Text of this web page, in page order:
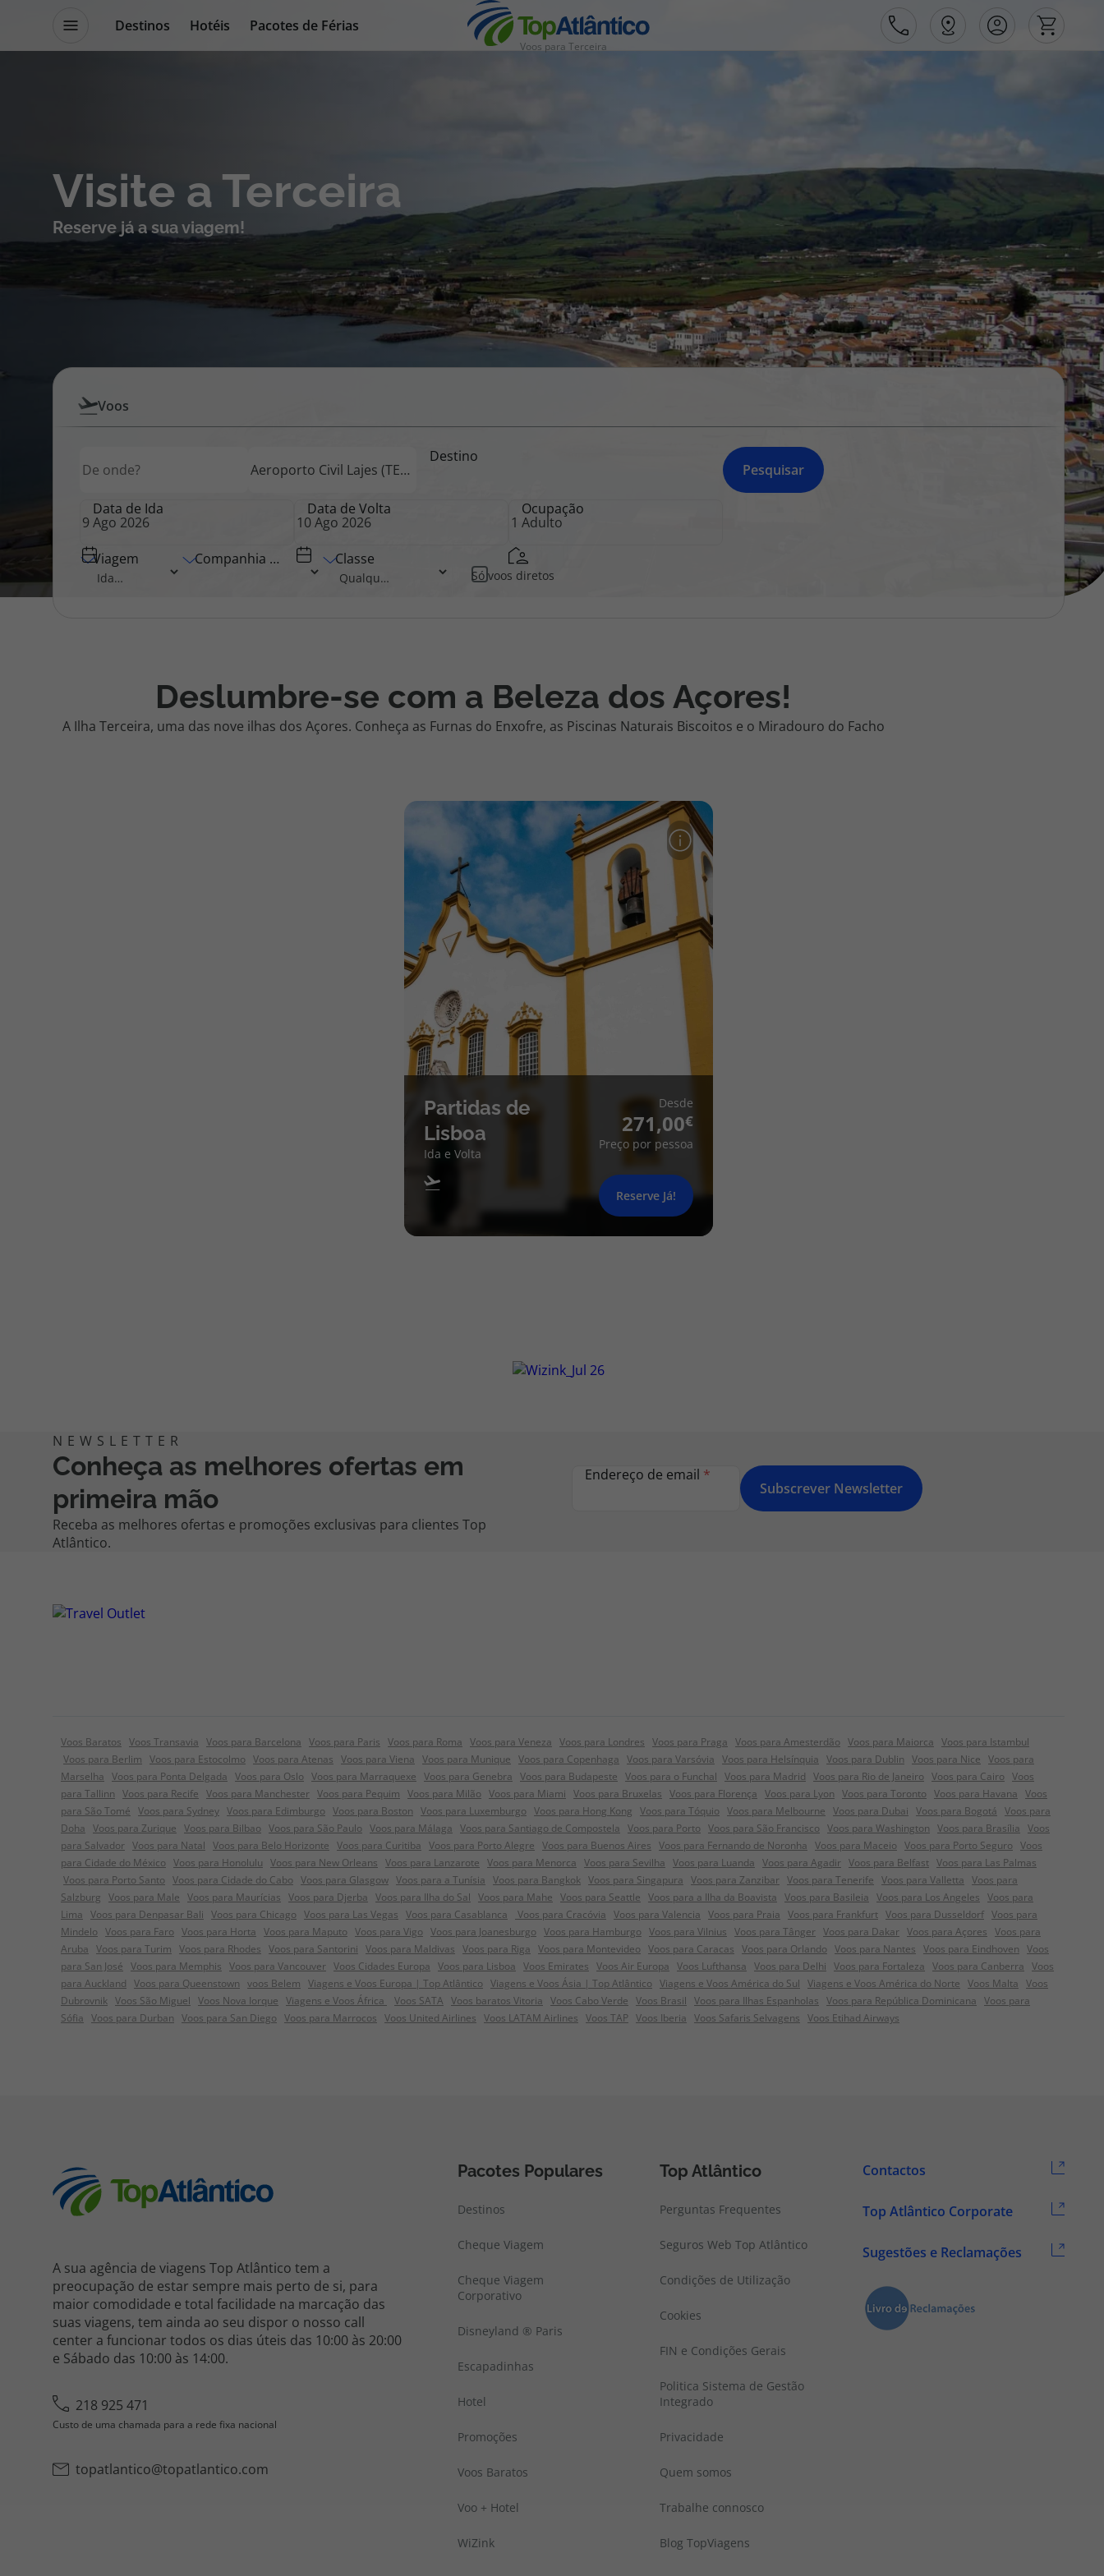
Destinos Hotéis
Pacotes de Férias
Promoções
Blog TopViagens Voos para Terceira
Voos
Hotéis
Pacotes de Férias
Disneyland ® Paris
Cruzeiros
Promoções
Especialistas
Blog TopViagens
Agências
Contactos
Apoio ao cliente em Portugal
218 925 471
Apoio ao cliente no Estrangeiro
facilidade na marcação das suas viagens, tem ainda ao seu
dispor o nosso call center a funcionar todos os dias úteis das
10:00 às 20:00 e Sábado das 10:00 às 14:00.
Visite a Terceira
Reserve já a sua viagem!
Pesquisar
por
Voos
Voos
Destino
Data de Ida Data de Volta Ocupação
Viagem Companhia Aérea Classe
Só voos diretos
Pesquisar
Deslumbre-se com a Beleza dos Açores!
A Ilha Terceira, uma das nove ilhas dos Açores. Conheça as Furnas do Enxofre, as Piscinas Naturais Biscoitos e o Miradouro do Facho
Partidas de
Lisboa
Ida e Volta
Desde
271,00
Preço por pessoa
Reserve Já!
Conheça as melhores ofertas em
primeira mão
Receba as melhores ofertas e promoções exclusivas para clientes Top
Atlântico.
Endereço de email *
Subscrever Newsletter
Voos Baratos Voos Transavia Voos para Barcelona Voos para Paris Voos para Roma Voos para Veneza Voos para Londres Voos para Praga Voos para Amesterdão Voos para Maiorca Voos para Istambul
Voos para Berlim Voos para Estocolmo Voos para Atenas Voos para Viena Voos para Munique Voos para Copenhaga Voos para Varsóvia Voos para Helsínquia Voos para Dublin Voos para Nice Voos para
Marselha Voos para Ponta Delgada Voos para Oslo Voos para Marraquexe Voos para Genebra Voos para Budapeste Voos para o Funchal Voos para Madrid Voos para Rio de Janeiro Voos para Cairo Voos
para Tallinn Voos para Recife Voos para Manchester Voos para Pequim Voos para Milão Voos para Miami Voos para Bruxelas Voos para Florença Voos para Lyon Voos para Toronto Voos para Havana Voos
para São Tomé Voos para Sydney Voos para Edimburgo Voos para Boston Voos para Luxemburgo Voos para Hong Kong Voos para Tóquio Voos para Melbourne Voos para Dubai Voos para Bogotá Voos para
Doha Voos para Zurique Voos para Bilbao Voos para São Paulo Voos para Málaga Voos para Santiago de Compostela Voos para Porto Voos para São Francisco Voos para Washington Voos para Brasília Voos
para Salvador Voos para Natal Voos para Belo Horizonte Voos para Curitiba Voos para Porto Alegre Voos para Buenos Aires Voos para Fernando de Noronha Voos para Maceio Voos para Porto Seguro Voos
para Cidade do México Voos para Honolulu Voos para New Orleans Voos para Lanzarote Voos para Menorca Voos para Sevilha Voos para Luanda Voos para Agadir Voos para Belfast Voos para Las Palmas
Voos para Porto Santo Voos para Cidade do Cabo Voos para Glasgow Voos para a Tunísia Voos para Bangkok Voos para Singapura Voos para Zanzibar Voos para Tenerife Voos para Valletta Voos para
Salzburg Voos para Male Voos para Maurícias Voos para Djerba Voos para Ilha do Sal Voos para Mahe Voos para Seattle Voos para a Ilha da Boavista Voos para Basileia Voos para Los Angeles Voos para
Lima Voos para Denpasar Bali Voos para Chicago Voos para Las Vegas Voos para Casablanca Voos para Cracóvia Voos para Valencia Voos para Praia Voos para Frankfurt Voos para Dusseldorf Voos para
Mindelo Voos para Faro Voos para Horta Voos para Maputo Voos para Vigo Voos para Joanesburgo Voos para Hamburgo Voos para Vilnius Voos para Tânger Voos para Dakar Voos para Açores Voos para
Aruba Voos para Turim Voos para Rhodes Voos para Santorini Voos para Maldivas Voos para Riga Voos para Montevideo Voos para Caracas Voos para Orlando Voos para Nantes Voos para Eindhoven Voos
para San José Voos para Memphis Voos para Vancouver Voos Cidades Europa Voos para Lisboa Voos Emirates Voos Air Europa Voos Lufthansa Voos para Delhi Voos para Fortaleza Voos para Canberra Voos
para Auckland Voos para Queenstown voos Belem Viagens e Voos Europa | Top Atlântico Viagens e Voos Ásia | Top Atlântico Viagens e Voos América do Sul Viagens e Voos América do Norte Voos Malta Voos
Dubrovnik Voos São Miguel Voos Nova Iorque Viagens e Voos África Voos SATA Voos baratos Vitoria Voos Cabo Verde Voos Brasil Voos para Ilhas Espanholas Voos para República Dominicana Voos para
Sófia Voos para Durban Voos para San Diego Voos para Marrocos Voos United Airlines Voos LATAM Airlines Voos TAP Voos Iberia Voos Safaris Selvagens Voos Etihad Airways
A sua agência de viagens Top Atlântico tem a
preocupação de estar sempre mais perto de si, para
maior comodidade e total facilidade na marcação das
suas viagens, tem ainda ao seu dispor o nosso call
center a funcionar todos os dias úteis das 10:00 às 20:00
e Sábado das 10:00 às 14:00.
218 925 471
Custo de uma chamada para a rede fixa nacional
topatlantico@topatlantico.com
Pacotes Populares
Destinos
Cheque Viagem
Cheque Viagem
Corporativo
Disneyland ® Paris
Escapadinhas
Hotel
Promoções
Voos Baratos
Voo + Hotel
WiZink
Top Atlântico
Perguntas Frequentes
Seguros Web Top Atlântico
Condições de Utilização
Cookies
FIN e Condições Gerais
Politica Sistema de Gestão
Integrado
Privacidade
Quem somos
Trabalhe connosco
Blog TopViagens
Contactos
Top Atlântico Corporate
Sugestões e Reclamações